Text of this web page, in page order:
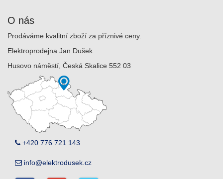
O nás
Prodáváme kvalitní zboží za příznivé ceny.
Elektroprodejna Jan Dušek
Husovo náměstí, Česká Skalice 552 03
+420 776 721 143
info@elektrodusek.cz